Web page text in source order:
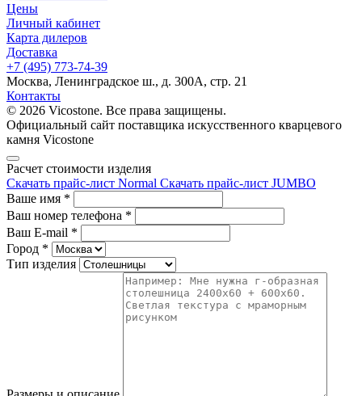
Цены
Личный кабинет
Карта дилеров
Доставка
+7 (495) 773-74-39
Москва, Ленинградское ш., д. 300А, стр. 21
Контакты
© 2026 Vicostone. Все права защищены.
Официальный сайт поставщика искусственного кварцевого
камня Vicostone
Расчет стоимости изделия
Скачать прайс-лист Normal Скачать прайс-лист JUMBO
Ваше имя *
Ваш номер телефона *
Ваш E-mail *
Город *
Тип изделия